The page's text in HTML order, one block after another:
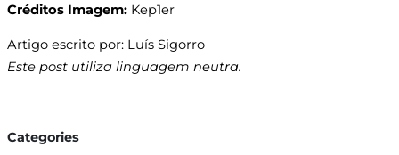
Créditos Imagem: Kep1er
Artigo escrito por: Luís Sigorro
Este post utiliza linguagem neutra.
Categories